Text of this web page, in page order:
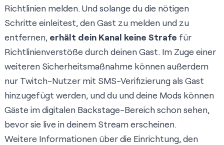
Richtlinien melden. Und solange du die nötigen
Schritte einleitest, den Gast zu melden und zu
entfernen, erhält dein Kanal keine Strafe für
Richtlinienverstöße durch deinen Gast. Im Zuge einer
weiteren Sicherheitsmaßnahme können außerdem
nur Twitch-Nutzer mit SMS-Verifizierung als Gast
hinzugefügt werden, und du und deine Mods können
Gäste im digitalen Backstage-Bereich schon sehen,
bevor sie live in deinem Stream erscheinen.
Weitere Informationen über die Einrichtung,den